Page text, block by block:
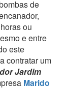
de
ou
e entre
este
contratar um
Jardim
Marido